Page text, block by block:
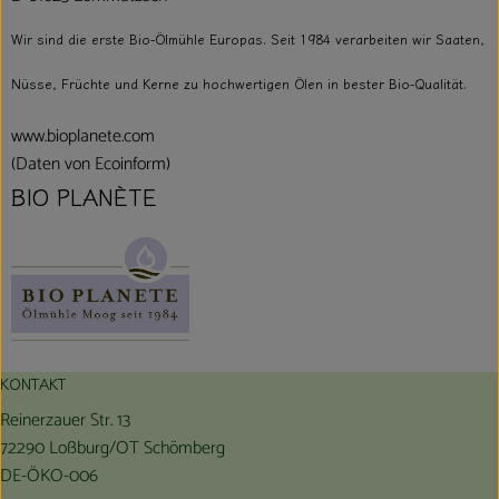
Wir sind die erste Bio-Ölmühle Europas. Seit 1984 verarbeiten wir Saaten,
Nüsse, Früchte und Kerne zu hochwertigen Ölen in bester Bio-Qualität.
www.bioplanete.com
(Daten von Ecoinform)
BIO PLANÈTE
KONTAKT
Reinerzauer Str. 13
72290 Loßburg/OT Schömberg
DE-ÖKO-006